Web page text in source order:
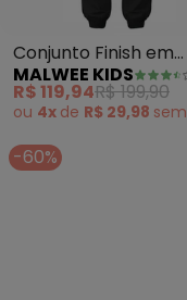
Conjunto Finish em
Moletinho (Preto)
MALWEE KIDS
R$ 119,94R$ 199,90
ou 4x de R$ 29,98 sem
-60%